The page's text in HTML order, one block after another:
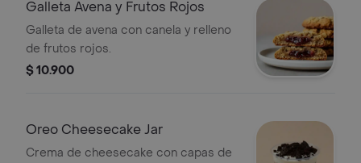
Galleta Avena y Frutos Rojos
Galleta de avena con canela y relleno
de frutos rojos.
$ 10.900
Oreo Cheesecake Jar
Crema de cheesecake con capas de